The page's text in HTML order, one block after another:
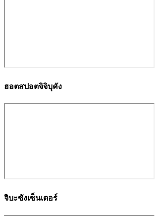
ฮอตสปอตจิจิบุคัง
จิบะซังเซ็นเตอร์